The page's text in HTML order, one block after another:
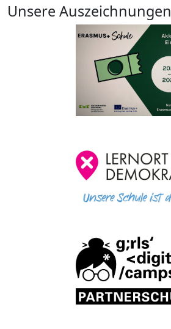
Unsere Auszeichnungen